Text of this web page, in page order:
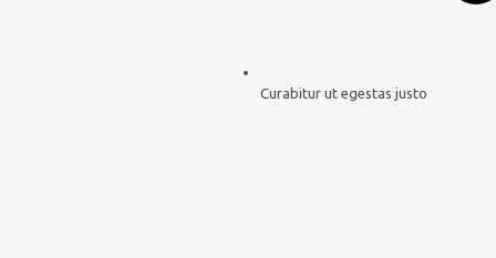
Curabitur ut egestas justo